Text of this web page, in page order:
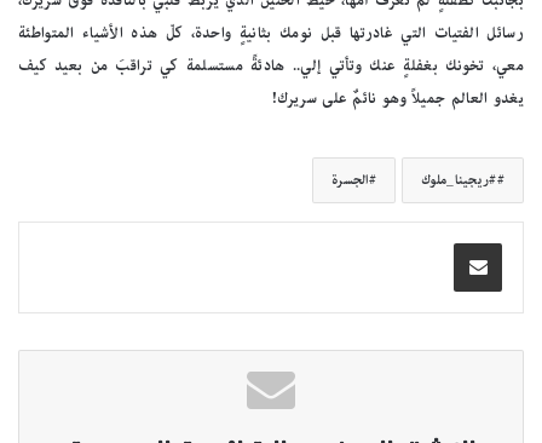
رسائل الفتيات التي غادرتها قبل نومك بثانيةٍ واحدة، كلّ هذه الأشياء المتواطئة
معي، تخونك بغفلةٍ عنك وتأتي إلي.. هادئةً مستسلمة كي تراقبَ من بعيد كيف
يغدو العالم جميلاً وهو نائمٌ على سريرك!
#ريجينا_ملوك الجسرة